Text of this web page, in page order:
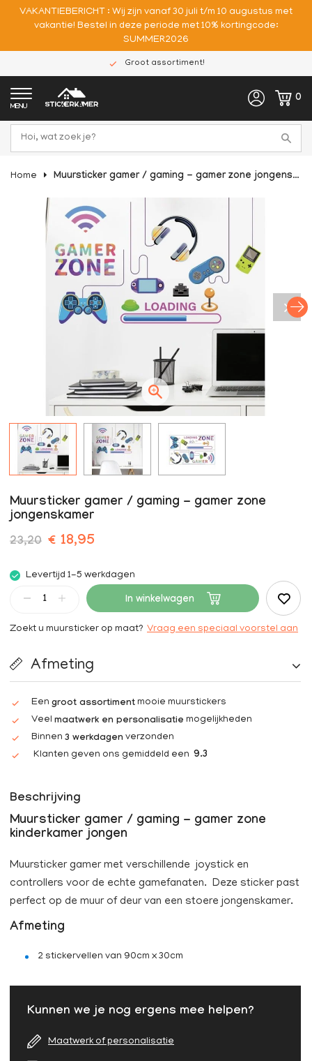
VAKANTIEBERICHT : Wij zijn vanaf 30 juli t/m 10 augustus met
vakantie! Bestel in deze periode met 10% kortingcode:
SUMMER2026
Groot assortiment!
MENU
0
Home Muursticker gamer / gaming - gamer zone jongenskamer
Muursticker gamer / gaming - gamer zone
jongenskamer
23,20 € 18,95
Levertijd 1-5 werkdagen
In winkelwagen
Zoekt u muursticker op maat? Vraag een speciaal voorstel aan
Afmeting
Een groot assortiment mooie muurstickers
Veel maatwerk en personalisatie mogelijkheden
Binnen 3 werkdagen verzonden
Klanten geven ons gemiddeld een 9.3
Beschrijving
Muursticker gamer / gaming - gamer zone
kinderkamer jongen
Muursticker gamer met verschillende joystick en
controllers voor de echte gamefanaten. Deze sticker past
perfect op de muur of deur van een stoere jongenskamer.
Afmeting
2 stickervellen van 90cm x 30cm
Kunnen we je nog ergens mee helpen?
Maatwerk of personalisatie